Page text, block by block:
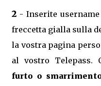
2 - Inserite
freccetta gialla sulla
la vostra pagina
al vostro Telepass.
furto o